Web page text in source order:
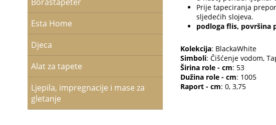
Prije tapeciranja
sljedećih slojeva.
podloga flis, površina
Kolekcija: BlackaWhite
Simboli: Čišćenje vodom,
Širina role - cm: 53
Dužina role - cm: 1005
Raport - cm: 0, 3,75
Esta Home
Djeca
Alat za tapete
Ljepila, impregnacije i mase za
gletanje